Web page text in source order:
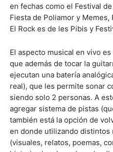
en fechas como el Festival
Fiesta de Poliamor y
El Rock es de les Pibis y
El aspecto musical en vivo
que además de tocar la
ejecutan una batería
real), que les permite sonar
siendo solo 2 personas. A
agregar sistema de pistas
también está la opción de
en donde utilizando
(visuales, relatos, poemas,